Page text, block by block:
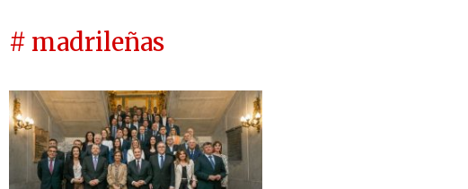
# madrileñas